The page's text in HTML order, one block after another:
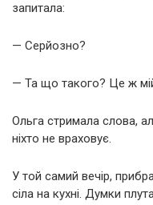
запитала:
— Серйозно?
— Та що такого? Це ж
Ольга стримала слова,
ніхто не враховує.
У той самий вечір,
сіла на кухні. Думки